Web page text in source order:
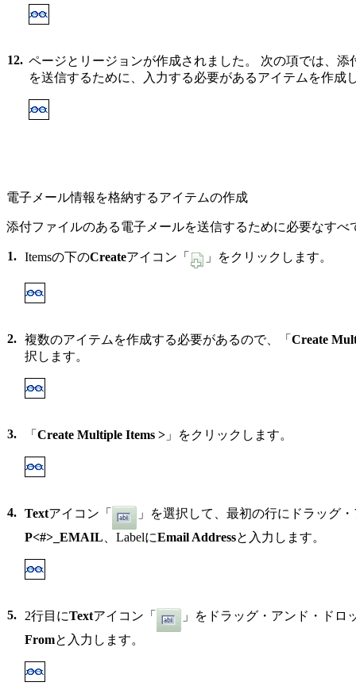
12. ページとリージョンが作成されました。 次の項では、添
を送信するために、入力する必要があるアイテムを作成
電子メール情報を格納するアイテムの作成
添付ファイルのある電子メールを送信するために必要なす
1. Itemsの下のCreateアイコン「 」をクリックします。
2. 複数のアイテムを作成する必要があるので、「 Create
択します。
3. 「 Create Multiple Items > 」をクリックします。
4. Textアイコン「
」を選択して、最初の行にドラッグ
P<#>_EMAIL 、LabelにEmail Addressと入力します。
5. 2行目にTextアイコン「
」をドラッグ・アンド・ドロ
Fromと入力します。